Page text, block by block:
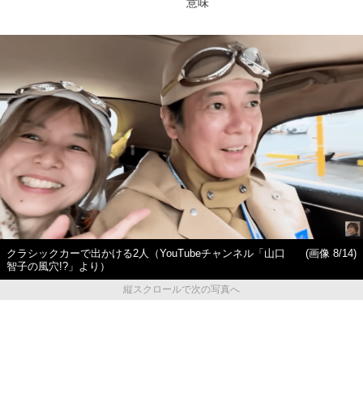
クラシックカーで出かける2人（YouTubeチャンネル「山口
智子の風穴!?」より）
(画像 8/14)
縦スクロールで次の写真へ